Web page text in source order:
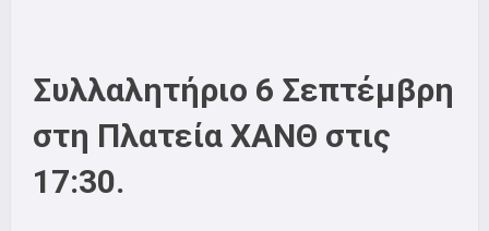
Συλλαλητήριο 6 Σεπτέμβρη
στη Πλατεία ΧΑΝΘ στις
17:30.